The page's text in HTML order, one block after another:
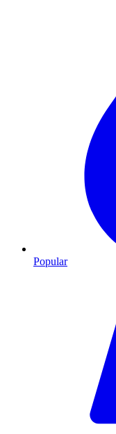
Popular